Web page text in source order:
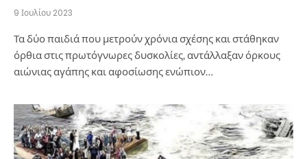
9 Ιουλίου 2023
Τα δύο παιδιά που μετρούν χρόνια σχέσης και στάθηκαν
όρθια στις πρωτόγνωρες δυσκολίες, αντάλλαξαν όρκους
αιώνιας αγάπης και αφοσίωσης ενώπιον…